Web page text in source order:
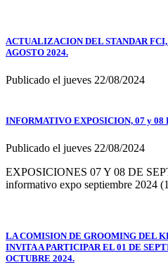
ACTUALIZACION DEL STANDAR
AGOSTO 2024.
Publicado el jueves 22/08/2024
INFORMATIVO EXPOSICION, 07 y 08
Publicado el jueves 22/08/2024
EXPOSICIONES 07 Y 08 DE
informativo expo septiembre 2024
LA COMISION DE GROOMING DEL
INVITA A PARTICIPAR EL 01 DE
OCTUBRE 2024.